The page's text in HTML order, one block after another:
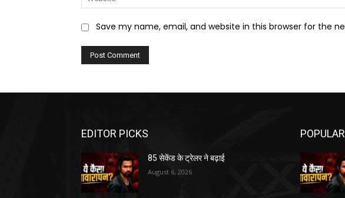
Save my name, email, and website in this browser for the
EDITOR PICKS
85 सेकेंड के ट्रेलर ने बढ़ाई
August 6, 2026